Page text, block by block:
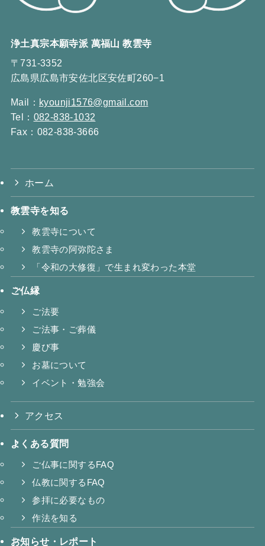
浄土真宗本願寺派 萬福山 教雲寺
〒731-3352
広島県広島市安佐北区安佐町260−1
Mail： kyounji1576@gmail.com
Tel： 082-838-1032
Fax：082-838-3666
ホーム
教雲寺を知る
教雲寺について
教雲寺の阿弥陀さま
「令和の大修復」で生まれ変わった本堂
ご仏縁
ご法要
ご法事・ご葬儀
慶び事
お墓について
イベント・勉強会
アクセス
よくある質問
ご仏事に関するFAQ
仏教に関するFAQ
参拝に必要なもの
作法を知る
お知らせ・レポート